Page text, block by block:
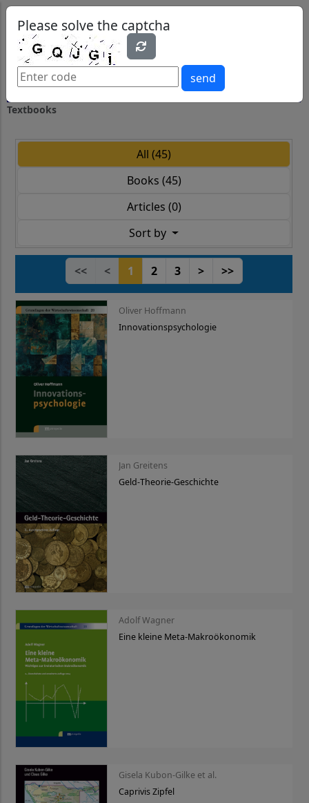
Please solve the captcha
send
Textbooks
All (45)
Books (45)
Articles (0)
Sort by
<< < 1 2 3 > >>
Oliver Hoffmann
Innovationspsychologie
Jan Greitens
Geld-Theorie-Geschichte
Adolf Wagner
Eine kleine Meta-Makroökonomik
Gisela Kubon-Gilke et al.
Caprivis Zipfel